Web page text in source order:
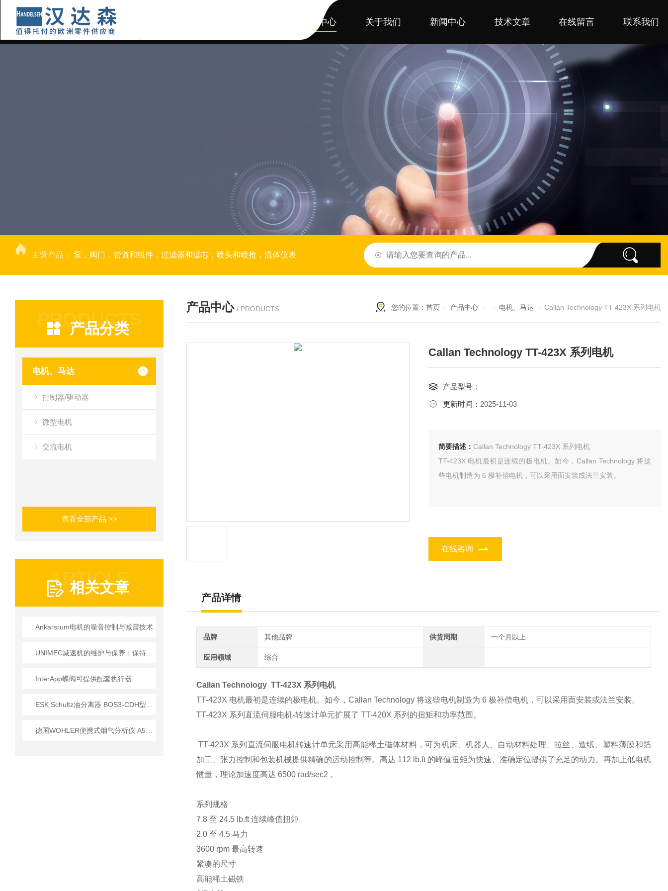
产品中心 关于我们 新闻中心 技术文章 在线留言 联系我们
主营产品： 泵，阀门，管道和组件，过滤器和滤芯，喷头和喷抢，流体仪表
PRODUCTS
产品分类
电机、马达
控制器/驱动器
微型电机
交流电机
查看全部产品 >>
ARTICLE
相关文章
Ankarsrum电机的噪音控制与减震技术
InterApp蝶阀可提供配套执行器
产品中心 / PRODUCTS 您的位置： 首页 - 产品中心 - - 电机、马达 - Callan Technology TT-423X 系列电机
Callan Technology TT-423X 系列电机
产品型号：
更新时间： 2025-11-03
简要描述：
Callan Technology TT-423X 系列电机
TT-423X 电机最初是连续的极电机。如今，Callan Technology 将这
些电机制造为 6 极补偿电机，可以采用面安装或法兰安装。
在线咨询
产品详情
品牌 其他品牌 供货周期 一个月以上
应用领域 综合
Callan Technology TT-423X 系列电机
TT-423X 电机最初是连续的极电机。如今，Callan Technology 将这些电机制造为 6 极补偿电机，可以采用面安装或法兰安装。
TT-423X 系列直流伺服电机-转速计单元扩展了 TT-420X 系列的扭矩和功率范围。
TT-423X 系列直流伺服电机转速计单元采用高能稀土磁体材料，可为机床、机器人、自动材料处理、拉丝、造纸、塑料薄膜和箔
加工、张力控制和包装机械提供精确的运动控制等。高达 112 lb.ft 的峰值扭矩为快速、准确定位提供了充足的动力。再加上低电机
惯量，理论加速度高达 6500 rad/sec2 。
系列规格
7.8 至 24.5 lb.ft 连续峰值扭矩
2.0 至 4.5 马力
3600 rpm 最高转速
紧凑的尺寸
高能稀土磁铁